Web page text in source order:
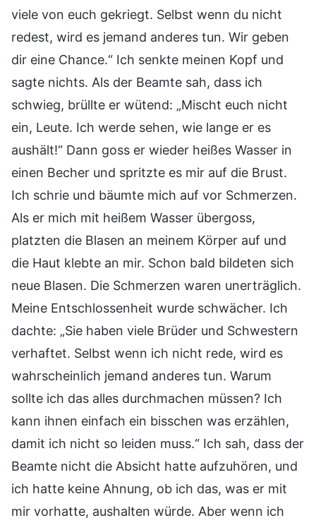
viele von euch gekriegt. Selbst wenn du nicht
redest, wird es jemand anderes tun. Wir geben
dir eine Chance.“ Ich senkte meinen Kopf und
sagte nichts. Als der Beamte sah, dass ich
schwieg, brüllte er wütend: „Mischt euch nicht
ein, Leute. Ich werde sehen, wie lange er es
aushält!“ Dann goss er wieder heißes Wasser in
einen Becher und spritzte es mir auf die Brust.
Ich schrie und bäumte mich auf vor Schmerzen.
Als er mich mit heißem Wasser übergoss,
platzten die Blasen an meinem Körper auf und
die Haut klebte an mir. Schon bald bildeten sich
neue Blasen. Die Schmerzen waren unerträglich.
Meine Entschlossenheit wurde schwächer. Ich
dachte: „Sie haben viele Brüder und Schwestern
verhaftet. Selbst wenn ich nicht rede, wird es
wahrscheinlich jemand anderes tun. Warum
sollte ich das alles durchmachen müssen? Ich
kann ihnen einfach ein bisschen was erzählen,
damit ich nicht so leiden muss.“ Ich sah, dass der
Beamte nicht die Absicht hatte aufzuhören, und
ich hatte keine Ahnung, ob ich das, was er mit
mir vorhatte, aushalten würde. Aber wenn ich